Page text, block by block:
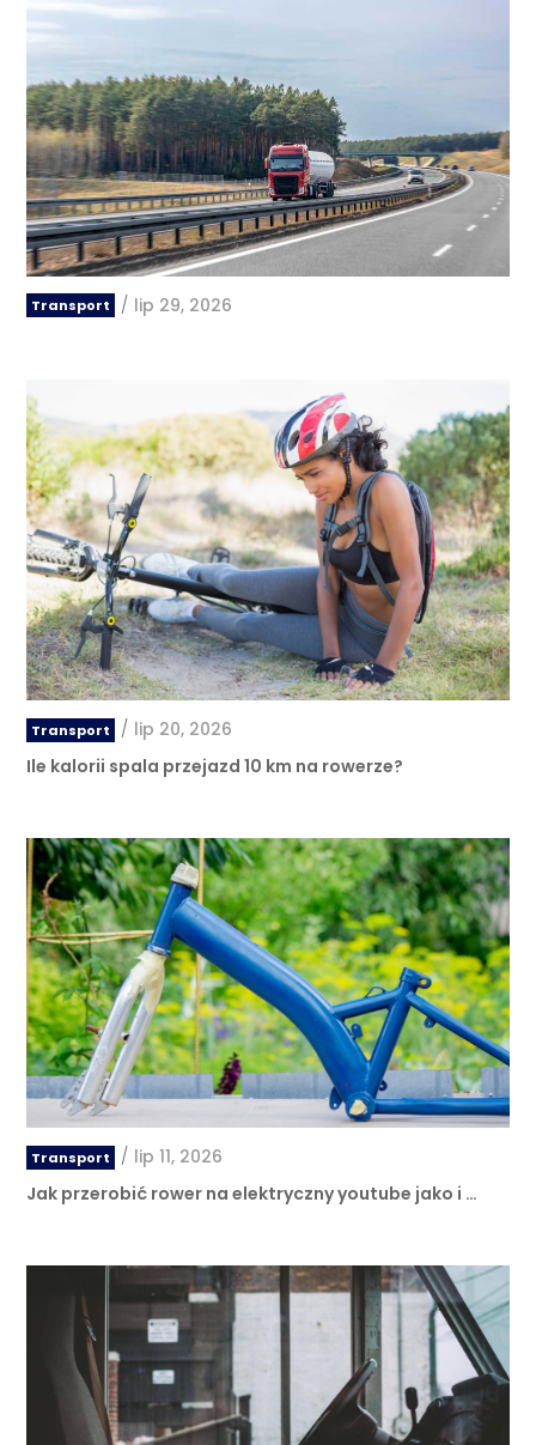
Transport / lip 29, 2026
Transport / lip 20, 2026
Ile kalorii spala przejazd 10 km na rowerze?
Transport / lip 11, 2026
Jak przerobić rower na elektryczny youtube jako i …